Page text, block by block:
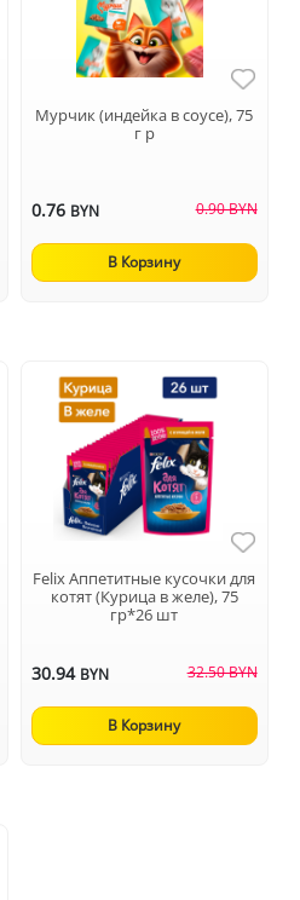
Мурчик (индейка в соусе), 75
г р
0.76 BYN 0.90 BYN
В Корзину
Felix Аппетитные кусочки для
котят (Курица в желе), 75
гр*26 шт
30.94 BYN 32.50 BYN
В Корзину